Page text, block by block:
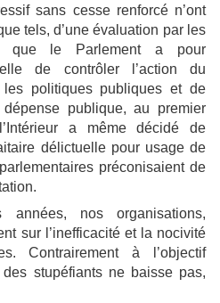
sans cesse renforcé n’ont
tels, d’une évaluation par les
que le Parlement a pour
de contrôler l’action du
les politiques publiques et de
publique, au premier
a même décidé de
délictuelle pour usage de
préconisaient de
années, nos organisations,
sur l’inefficacité et la nocivité
Contrairement à l’objectif
stupéfiants ne baisse pas,